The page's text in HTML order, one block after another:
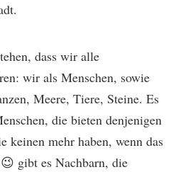
dass wir alle
wir als Menschen, sowie
Meere, Tiere, Steine. Es
die bieten denjenigen
keinen mehr haben, wenn das
gibt es Nachbarn, die